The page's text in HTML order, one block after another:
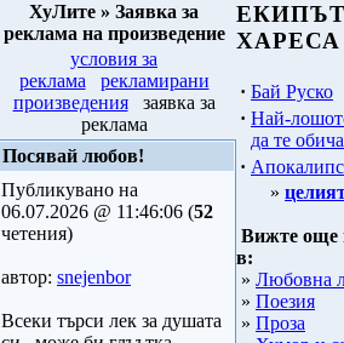
ХуЛите » Заявка за
реклама на произведение
условия за
реклама
рекламирани
произведения
заявка за
реклама
Посявай любов!
Публикувано на
06.07.2026 @ 11:46:06 (52
четения)
автор: snejenbor
Всеки търси лек за душата
ХАРЕСА
· Бай Руско
· Най-
да те обича
·
»
Вижте още
в:
» Любовна
» Поезия
» Проза